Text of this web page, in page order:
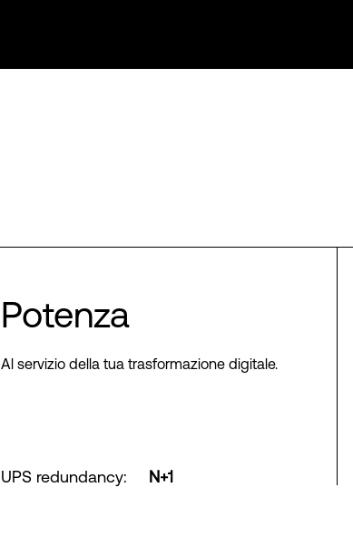
Potenza
Al servizio della tua trasformazione digitale.
UPS redundancy: N+1